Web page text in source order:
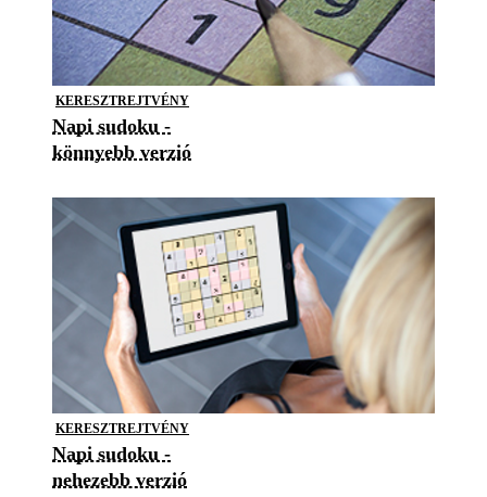
KERESZTREJTVÉNY
Napi sudoku -
könnyebb verzió
KERESZTREJTVÉNY
Napi sudoku -
nehezebb verzió